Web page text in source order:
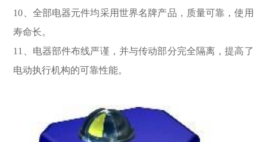
10、全部电器元件均采用世界名牌产品，质量可靠，使用
寿命长。
11、电器部件布线严谨，并与传动部分完全隔离，提高了
电动执行机构的可靠性能。